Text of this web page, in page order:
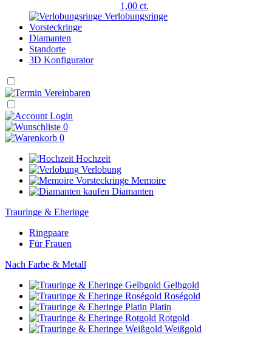
1,00 ct.
Verlobungsringe
Vorsteckringe
Diamanten
Standorte
3D Konfigurator
Login
0
0
Hochzeit
Verlobung
Memoire
Diamanten
Trauringe & Eheringe
Ringpaare
Für Frauen
Nach Farbe & Metall
Gelbgold
Roségold
Platin
Rotgold
Weißgold